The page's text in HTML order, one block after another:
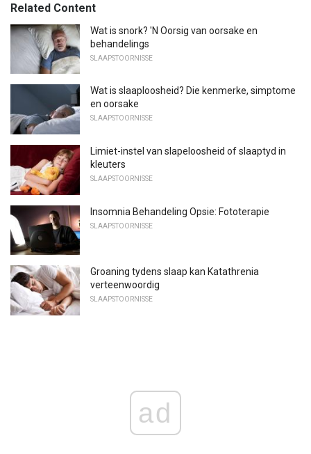
Related Content
Wat is snork? 'N Oorsig van oorsake en
behandelings
SLAAPSTOORNISSE
Wat is slaaploosheid? Die kenmerke, simptome
en oorsake
SLAAPSTOORNISSE
Limiet-instel van slapeloosheid of slaaptyd in
kleuters
SLAAPSTOORNISSE
Insomnia Behandeling Opsie: Fototerapie
SLAAPSTOORNISSE
Groaning tydens slaap kan Katathrenia
verteenwoordig
SLAAPSTOORNISSE
ad